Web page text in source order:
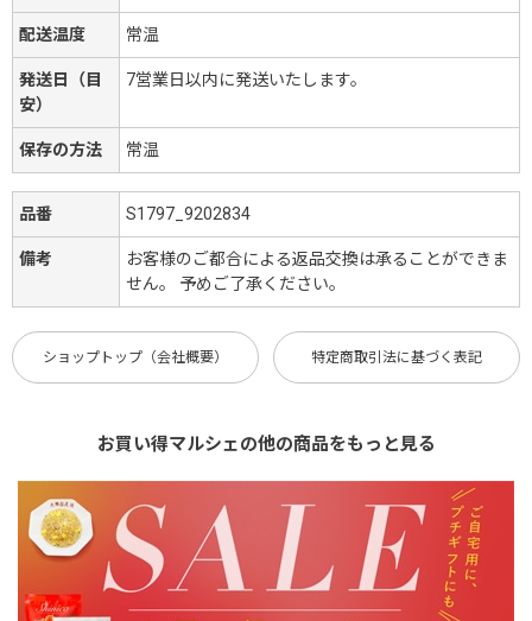
配送温度 常温
発送日（目
安）
7営業日以内に発送いたします。
保存の方法 常温
品番 S1797_9202834
備考
お客様のご都合による返品交換は承ることができま
せん。 予めご了承ください。
ショップトップ（会社概要） 特定商取引法に基づく表記
お買い得マルシェの他の商品をもっと見る